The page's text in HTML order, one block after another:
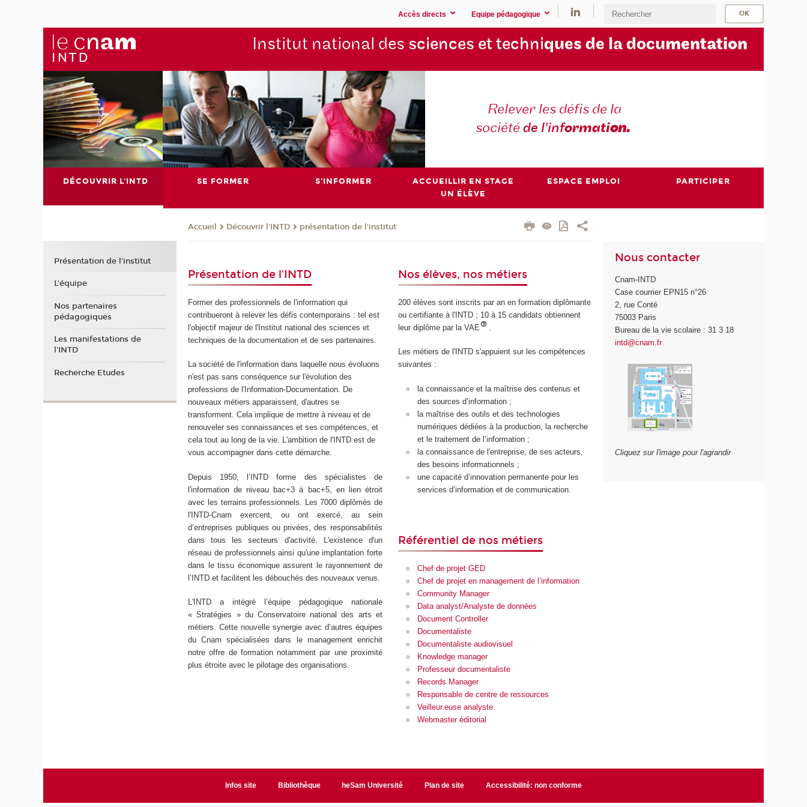
Accès directs Equipe pédagogique
Institut national des sciences et techniques de la documentation
Relever les défis de la
sociétéde l'information.
DÉCOUVRIR L'INTD SE FORMER S'INFORMER
ACCUEILLIR EN STAGE
UN ÉLÈVE
ESPACE EMPLOI PARTICIPER
Accueil Découvrir l'INTD présentation de l'institut
Présentation de l'INTD
Former des professionnels de l'information qui
contribueront à relever les défis contemporains : tel est
l'objectif majeur de l'Institut national des sciences et
techniques de la documentation et de ses partenaires.
La société de l'information dans laquelle nous évoluons
n'est pas sans conséquence sur l'évolution des
professions de l'Information-Documentation. De
nouveaux métiers apparaissent, d'autres se
transforment. Cela implique de mettre à niveau et de
renouveler ses connaissances et ses compétences, et
cela tout au long de la vie. L'ambition de l'INTD est de
vous accompagner dans cette démarche.
Depuis 1950, l’INTD forme des spécialistes de
l'information de niveau bac+3 à bac+5, en lien étroit
avec les terrains professionnels. Les 7000 diplômés de
l'INTD-Cnam exercent, ou ont exercé, au sein
d’entreprises publiques ou privées, des responsabilités
dans tous les secteurs d'activité. L'existence d'un
réseau de professionnels ainsi qu'une implantation forte
dans le tissu économique assurent le rayonnement de
l’INTD et facilitent les débouchés des nouveaux venus.
L'INTD a intégré l’équipe pédagogique nationale
« Stratégies » du Conservatoire national des arts et
métiers. Cette nouvelle synergie avec d’autres équipes
du Cnam spécialisées dans le management enrichit
notre offre de formation notamment par une proximité
plus étroite avec le pilotage des organisations.
Nos élèves, nos métiers
200 élèves sont inscrits par an en formation diplômante
ou certifiante à l'INTD ; 10 à 15 candidats obtiennent
leur diplôme par la VAE
Les métiers de l'INTD s'appuient sur les compétences
suivantes :
la connaissance et la maîtrise des contenus et
des sources d’information ;
la maîtrise des outils et des technologies
numériques dédiées à la production, la recherche
et le traitement de l’information ;
la connaissance de l'entreprise, de ses acteurs,
des besoins informationnels ;
une capacité d’innovation permanente pour les
services d’information et de communication.
Référentiel de nos métiers
Chef de projet GED
Chef de projet en management de l’information
Community Manager
Data analyst/Analyste de données
Document Controller
Documentaliste
Documentaliste audiovisuel
Knowledge manager
Professeur documentaliste
Records Manager
Responsable de centre de ressources
Veilleur.euse analyste
Webmaster éditorial
Nous contacter
Cnam-INTD
Case courrier EPN15 n°26
2, rue Conté
75003 Paris
Bureau de la vie scolaire : 31 3 18
intd@cnam.fr
Cliquez sur l'image pour l'agrandir
Présentation de l'institut
L'équipe
Nos partenaires
pédagogiques
Les manifestations de
l'INTD
Recherche Etudes
Infos site Bibliothèque heSam Université Plan de site Accessibilité: non conforme